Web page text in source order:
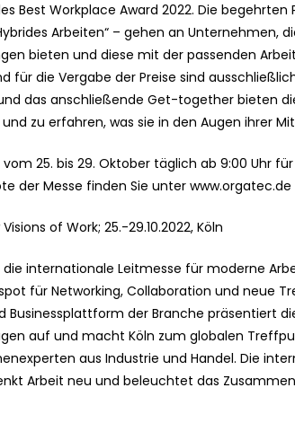
Best Workplace Award 2022. Die
Arbeiten“ – gehen an Unternehmen,
bieten und diese mit der passenden
für die Vergabe der Preise sind
das anschließende Get-together bieten
zu erfahren, was sie in den Augen ihrer
vom 25. bis 29. Oktober täglich ab 9:00 Uhr
der Messe finden Sie unter www.orgatec.de
Visions of Work; 25.-29.10.2022, Köln
die internationale Leitmesse für moderne
für Networking, Collaboration und neue
Businessplattform der Branche präsentiert
auf und macht Köln zum globalen
aus Industrie und Handel. Die
Arbeit neu und beleuchtet das